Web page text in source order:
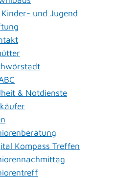
und Jugend
& Notdienste
Kompass Treffen